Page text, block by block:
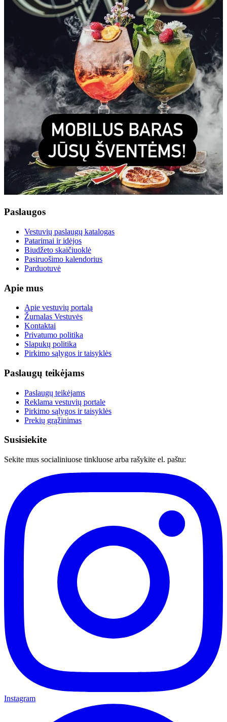
Paslaugos
Vestuvių paslaugų katalogas
Patarimai ir idėjos
Biudžeto skaičiuoklė
Pasiruošimo kalendorius
Parduotuvė
Apie mus
Apie vestuvių portalą
Žurnalas Vestuvės
Kontaktai
Privatumo politika
Slapukų politika
Pirkimo sąlygos ir taisyklės
Paslaugų teikėjams
Paslaugų teikėjams
Reklama vestuvių portale
Pirkimo sąlygos ir taisyklės
Prekių grąžinimas
Susisiekite
Sekite mus socialiniuose tinkluose arba rašykite el. paštu:
Instagram